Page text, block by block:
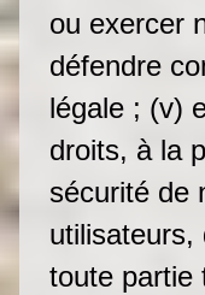
ou exercer
défendre
légale ; (v)
droits, à la
sécurité de
utilisateurs,
toute partie